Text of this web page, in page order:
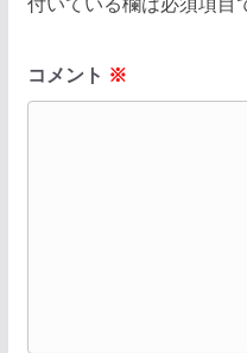
コメント ※